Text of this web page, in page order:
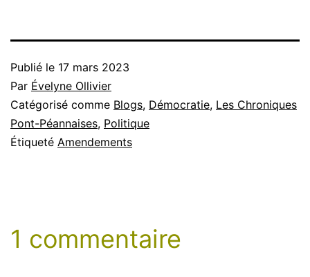
Publié le 17 mars 2023
Par Évelyne Ollivier
Catégorisé comme Blogs, Démocratie, Les Chroniques
Pont-Péannaises, Politique
Étiqueté Amendements
1 commentaire